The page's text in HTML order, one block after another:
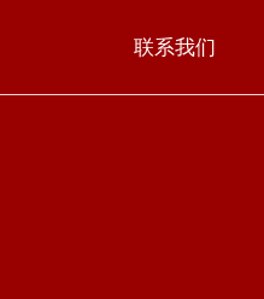
联系我们